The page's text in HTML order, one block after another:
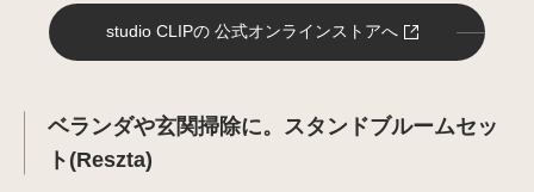
studio CLIPの 公式オンラインストアへ
ベランダや玄関掃除に。スタンドブルームセッ
ト(Reszta)